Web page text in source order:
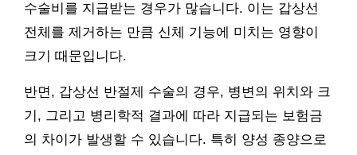
수술비를 지급받는 경우가 많습니다. 이는 갑상선
전체를 제거하는 만큼 신체 기능에 미치는 영향이
크기 때문입니다.
반면, 갑상선 반절제 수술의 경우, 병변의 위치와 크
기, 그리고 병리학적 결과에 따라 지급되는 보험금
의 차이가 발생할 수 있습니다. 특히 양성 종양으로